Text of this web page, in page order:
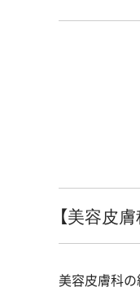
【美容皮
美容皮膚科